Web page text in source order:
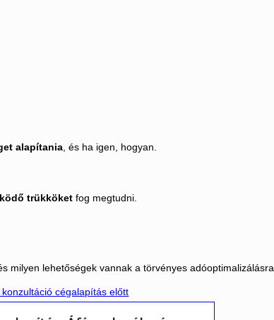
alapítania, és ha igen, hogyan.
trükköket fog megtudni.
milyen lehetőségek vannak a törvényes adóoptimalizálásra
konzultáció cégalapítás előtt